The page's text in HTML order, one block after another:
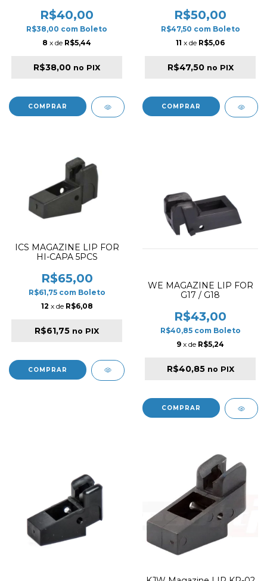
R$40,00
R$38,00 com Boleto
8 x de R$5,44
R$38,00 no PIX
R$50,00
R$47,50 com Boleto
11 x de R$5,06
R$47,50 no PIX
ICS MAGAZINE LIP FOR
HI-CAPA 5PCS
R$65,00
R$61,75 com Boleto
12 x de R$6,08
R$61,75 no PIX
WE MAGAZINE LIP FOR
G17 / G18
R$43,00
R$40,85 com Boleto
9 x de R$5,24
R$40,85 no PIX